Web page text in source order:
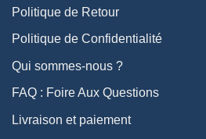
Politique de Retour
Politique de Confidentialité
Qui sommes-nous ?
FAQ : Foire Aux Questions
Livraison et paiement